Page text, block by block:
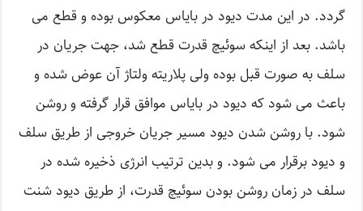
گردد. در این مدت دیود در بایاس معکوس بوده و قطع می
باشد. بعد از اینکه سوئیچ قدرت قطع شد، جهت جریان در
سلف به صورت قبل بوده ولی پلاریته ولتاژ آن عوض شده و
باعث می شود که دیود در بایاس موافق قرار گرفته و روشن
شود. با روشن شدن دیود مسیر جریان خروجی از طریق سلف
و دیود برقرار می شود. و بدین ترتیب انرژی ذخیره شده در
سلف در زمان روشن بودن سوئیچ قدرت، از طریق دیود شنت